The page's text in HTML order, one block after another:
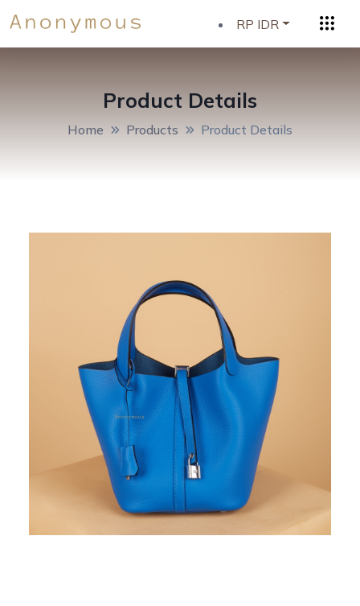
RP IDR
Product Details
Home Products Product Details